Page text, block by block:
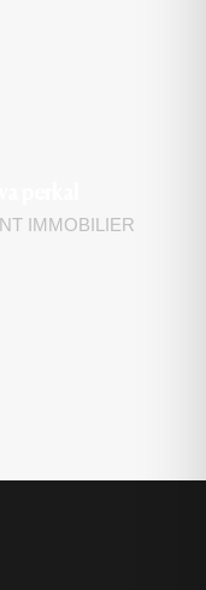
IMMOBILIER